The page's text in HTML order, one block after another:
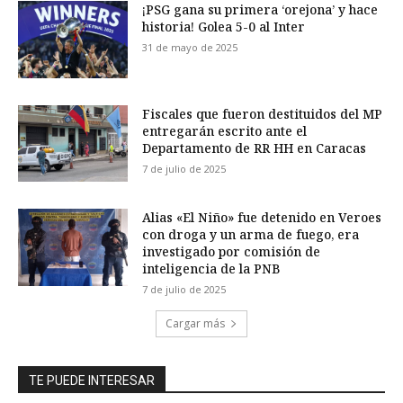
¡PSG gana su primera ‘orejona’ y hace
historia! Golea 5-0 al Inter
31 de mayo de 2025
Fiscales que fueron destituidos del MP
entregarán escrito ante el
Departamento de RR HH en Caracas
7 de julio de 2025
Alias «El Niño» fue detenido en Veroes
con droga y un arma de fuego, era
investigado por comisión de
inteligencia de la PNB
7 de julio de 2025
Cargar más
TE PUEDE INTERESAR